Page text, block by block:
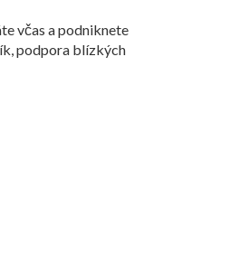
včas a podniknete
podpora blízkých